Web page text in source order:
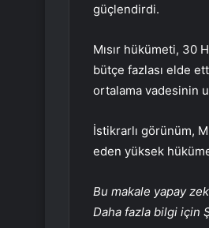
güçlendirdi.
Mısır hükümeti, 30
bütçe fazlası elde
ortalama vadesinin
İstikrarlı görünüm,
eden yüksek
Bu makale yapay
Daha fazla bilgi için